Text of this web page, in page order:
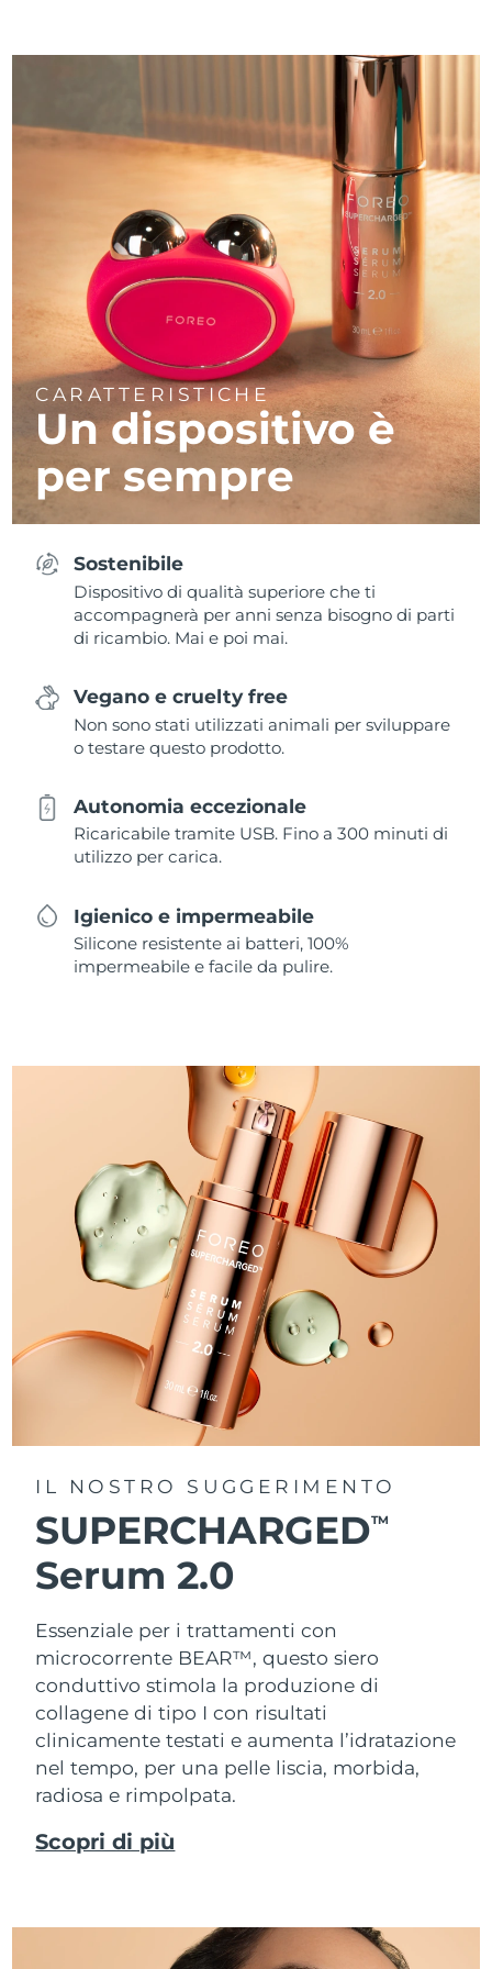
CARATTERISTICHE
Un dispositivo è
per sempre
Sostenibile
Dispositivo di qualità superiore che ti
accompagnerà per anni senza bisogno di parti
di ricambio. Mai e poi mai.
Vegano e cruelty free
Non sono stati utilizzati animali per sviluppare
o testare questo prodotto.
Autonomia eccezionale
Ricaricabile tramite USB. Fino a 300 minuti di
utilizzo per carica.
Igienico e impermeabile
Silicone resistente ai batteri, 100%
impermeabile e facile da pulire.
IL NOSTRO SUGGERIMENTO
SUPERCHARGEDTM
Serum 2.0
Essenziale per i trattamenti con
microcorrente BEAR™, questo siero
conduttivo stimola la produzione di
collagene di tipo I con risultati
clinicamente testati e aumenta l’idratazione
nel tempo, per una pelle liscia, morbida,
radiosa e rimpolpata.
Scopri di più